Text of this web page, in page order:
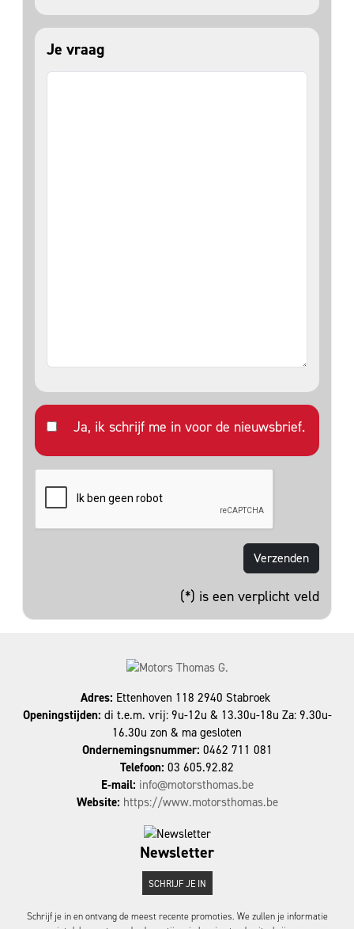
Je vraag
Ja, ik schrijf me in voor de nieuwsbrief.
(*) is een verplicht veld
Adres: Ettenhoven 118 2940 Stabroek
Openingstijden: di t.e.m. vrij: 9u-12u & 13.30u-18u Za: 9.30u-
16.30u zon & ma gesloten
Ondernemingsnummer: 0462 711 081
Telefoon: 03 605.92.82
E-mail: info@motorsthomas.be
Website: https://www.motorsthomas.be
Newsletter
SCHRIJF JE IN
Schrijf je in en ontvang de meest recente promoties. We zullen je informatie